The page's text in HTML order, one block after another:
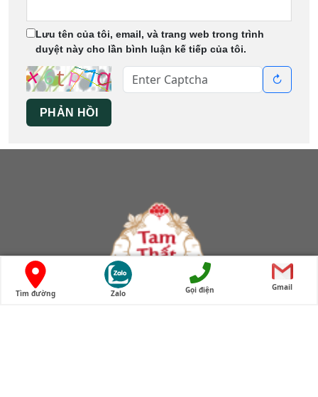
Lưu tên của tôi, email, và trang web trong trình
duyệt này cho lần bình luận kế tiếp của tôi.
↻
PHẢN HỒI
Tìm đường Zalo Gọi điện Gmail